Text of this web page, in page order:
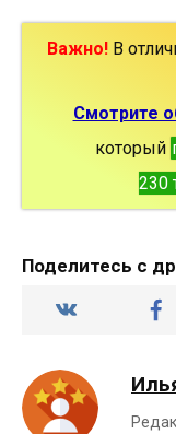
Важно!В
Смотрите
который
230
Поделитесь с